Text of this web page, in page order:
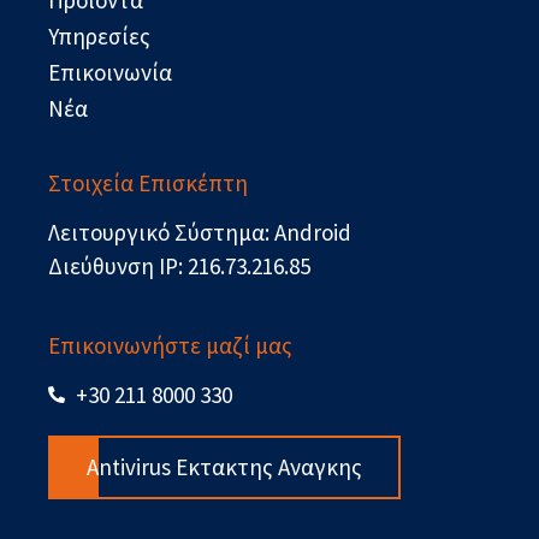
Υπηρεσίες
Επικοινωνία
Νέα
Στοιχεία Επισκέπτη
Λειτουργικό Σύστημα: Android
Διεύθυνση IP: 216.73.216.85
Επικοινωνήστε μαζί μας
+30 211 8000 330
Antivirus Εκτακτης Αναγκης